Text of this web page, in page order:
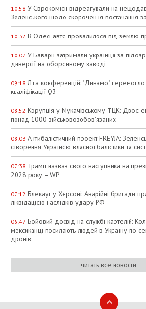
10:58 У Єврокомісії відреагували на
Зеленського щодо скорочення постачання
10:32 В Одесі авто провалилося під землю
10:07 У Баварії затримали українця за
диверсії на оборонному заводі
09:18 Ліга конференцій: "Динамо"
кваліфікації Q3
08:52 Корупція у Мукачівському ТЦК: Двоє
понад 1000 військовозобов’язаних
08:03 Антибалістичний проект FREYJA:
створення Україною власної балістики та
07:38 Трамп назвав свого наступника на
2028 року – WP
07:12 Блекаут у Херсоні: Аварійні бригади
ліквідацією наслідків удару РФ
06:47 Бойовий досвід на службі картелій:
мексиканці посилають людей в Україну по
дронів
читать все новости